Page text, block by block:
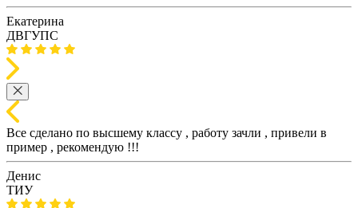
Екатерина
ДВГУПС
Все сделано по высшему классу , работу зачли , привели в
пример , рекомендую !!!
Денис
ТИУ